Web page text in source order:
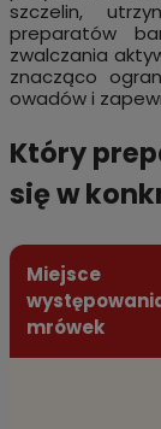
szczelin,
preparatów
zwalczania
znacząco
owadów i
Który
się w
Miejsce
mrówek